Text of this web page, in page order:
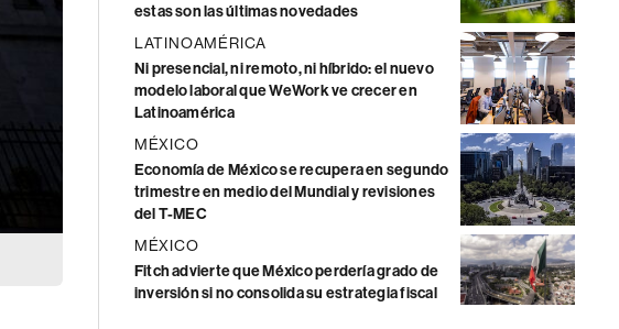
estas son las últimas novedades
LATINOAMÉRICA
Ni presencial, ni remoto, ni híbrido: el nuevo
modelo laboral que WeWork ve crecer en
Latinoamérica
MÉXICO
Economía de México se recupera en segundo
trimestre en medio del Mundial y revisiones
del T-MEC
MÉXICO
Fitch advierte que México perdería grado de
inversión si no consolida su estrategia fiscal